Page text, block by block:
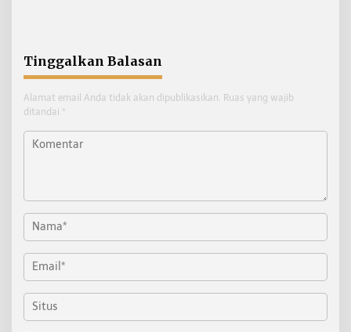
Tinggalkan Balasan
Alamat email Anda tidak akan dipublikasikan. Ruas yang wajib
ditandai *